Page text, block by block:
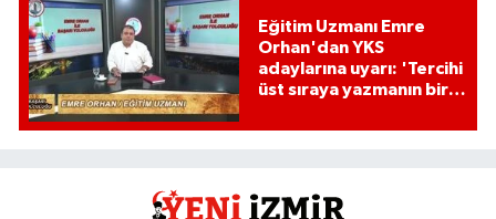
Eğitim Uzmanı Emre
Orhan'dan YKS
adaylarına uyarı: 'Tercihi
üst sıraya yazmanın bir